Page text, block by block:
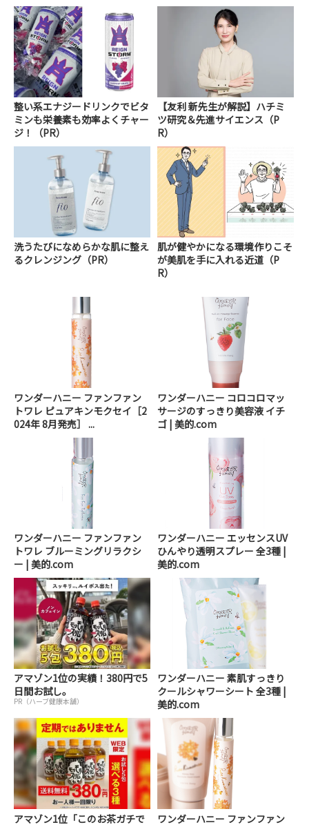
整い系エナジードリンクでビタ
ミンも栄養素も効率よくチャー
ジ！（PR）
【友利 新先生が解説】ハチミ
ツ研究＆先進サイエンス（P
R）
洗うたびになめらかな肌に整え
るクレンジング（PR）
肌が健やかになる環境作りこそ
が美肌を手に入れる近道（P
R）
ワンダーハニー ファンファン
トワレ ピュアキンモクセイ［2
024年 8月発売］ ...
ワンダーハニー コロコロマッ
サージのすっきり美容液 イチ
ゴ | 美的.com
ワンダーハニー ファンファン
トワレ ブルーミングリラクシ
ー | 美的.com
ワンダーハニー エッセンスUV
ひんやり透明スプレー 全3種 |
美的.com
アマゾン1位の実績！380円で5
日間お試し。
PR（ハーブ健康本舗）
ワンダーハニー 素肌すっきり
クールシャワーシート 全3種 |
美的.com
アマゾン1位「このお茶ガチで
ワンダーハニー ファンファン